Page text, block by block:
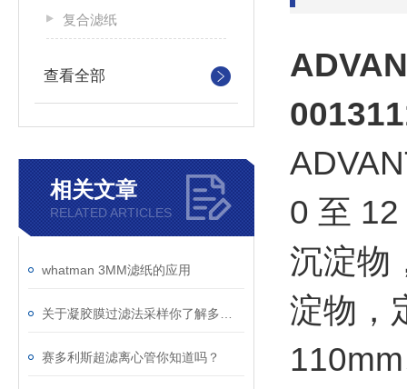
复合滤纸
查看全部
相关文章
RELATED ARTICLES
whatman 3MM滤纸的应用
赛多利斯超滤离心管你知道吗？
0 至
沉淀物
淀物，